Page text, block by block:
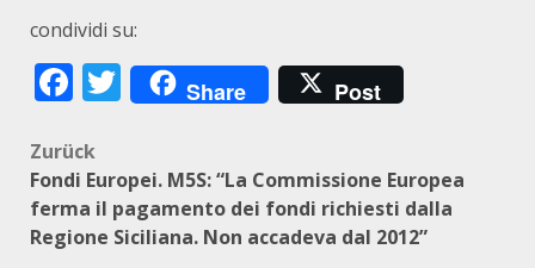
condividi su:
Facebook
Twitter
Share Post
Beitragsnavigation
Zurück
Fondi Europei. M5S: “La Commissione Europea
ferma il pagamento dei fondi richiesti dalla
Regione Siciliana. Non accadeva dal 2012”